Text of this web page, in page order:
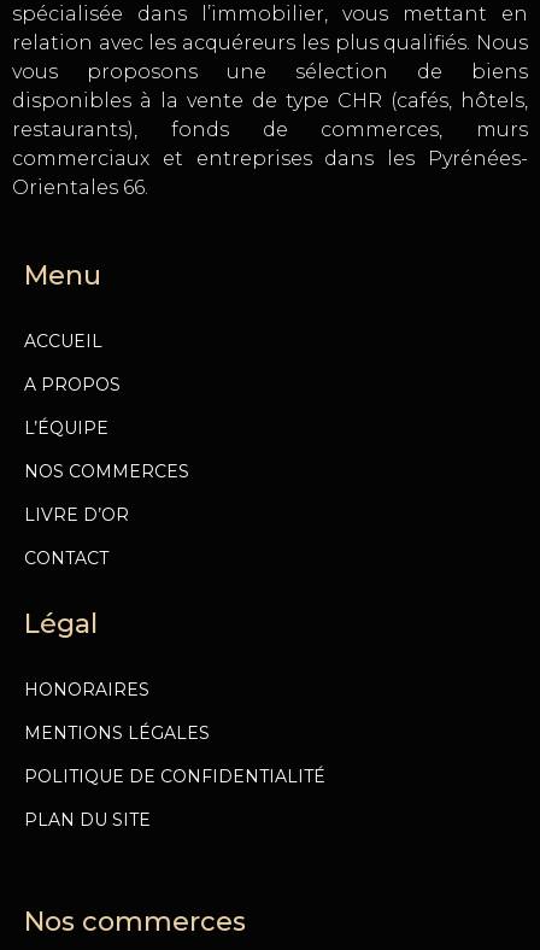
spécialisée dans l’immobilier, vous mettant en
relation avec les acquéreurs les plus qualifiés. Nous
vous proposons une sélection de biens
disponibles à la vente de type CHR (cafés, hôtels,
restaurants), fonds de commerces, murs
commerciaux et entreprises dans les Pyrénées-
Orientales 66.
Menu
ACCUEIL
A PROPOS
L’ÉQUIPE
NOS COMMERCES
LIVRE D’OR
CONTACT
Légal
HONORAIRES
MENTIONS LÉGALES
POLITIQUE DE CONFIDENTIALITÉ
PLAN DU SITE
Nos commerces